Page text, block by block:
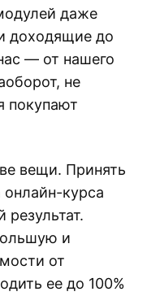
даже
доходящие до
— от нашего
не
покупают
вещи. Принять
онлайн-курса
и
от
ее до 100%